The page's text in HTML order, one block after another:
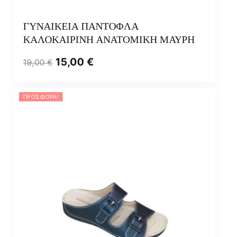
ΓΥΝΑΙΚΕΙΑ ΠΑΝΤΟΦΛΑ
ΚΑΛΟΚΑΙΡΙΝΗ ΑΝΑΤΟΜΙΚΗ ΜΑΥΡΗ
19,00€ 15,00 €
ΠΡΟΣΦΟΡΆ!